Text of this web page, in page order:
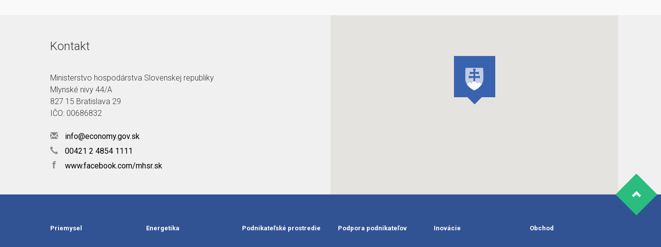
Kontakt
Ministerstvo hospodárstva Slovenskej republiky
Mlynské nivy 44/A
827 15 Bratislava 29
IČO: 00686832
info@economy.gov.sk
00421 2 4854 1111
f www.facebook.com/mhsr.sk
Priemysel Energetika Podnikateľské prostredie Podpora podnikateľov Inovácie Obchod